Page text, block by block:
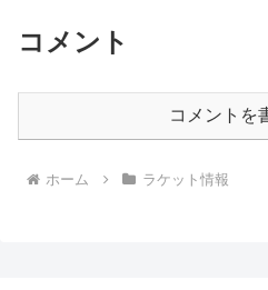
コメント
コメントを
ホーム ラケット情報